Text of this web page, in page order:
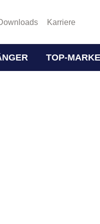
Karriere
TOP-